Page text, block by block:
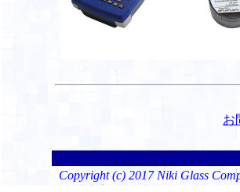
お
Copyright (c) 2017 Niki Glass